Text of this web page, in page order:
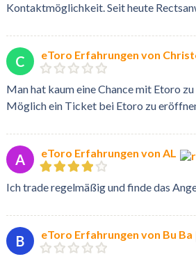
Kontaktmöglichkeit. Seit heute
C eToro Erfahrungen von
Man hat kaum eine Chance mit Etoro
Möglich ein Ticket bei Etoro zu
A eToro Erfahrungen von AL
Ich trade regelmäßig und finde das
B eToro Erfahrungen von Bu Ba